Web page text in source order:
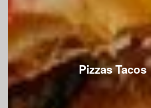
Pizzas Tacos